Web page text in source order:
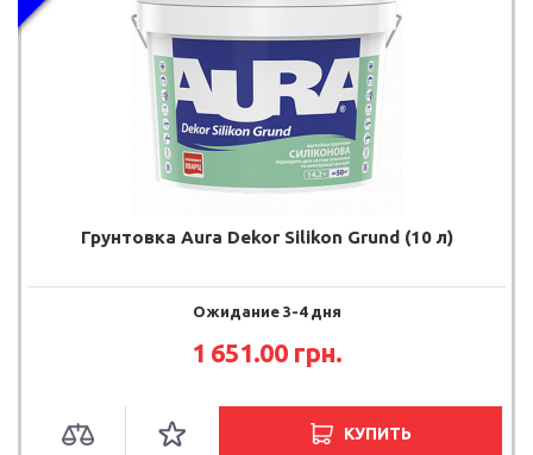
Грунтовка Aura Dekor Silikon Grund (10 л)
Ожидание 3-4 дня
1 651.00 грн.
КУПИТЬ